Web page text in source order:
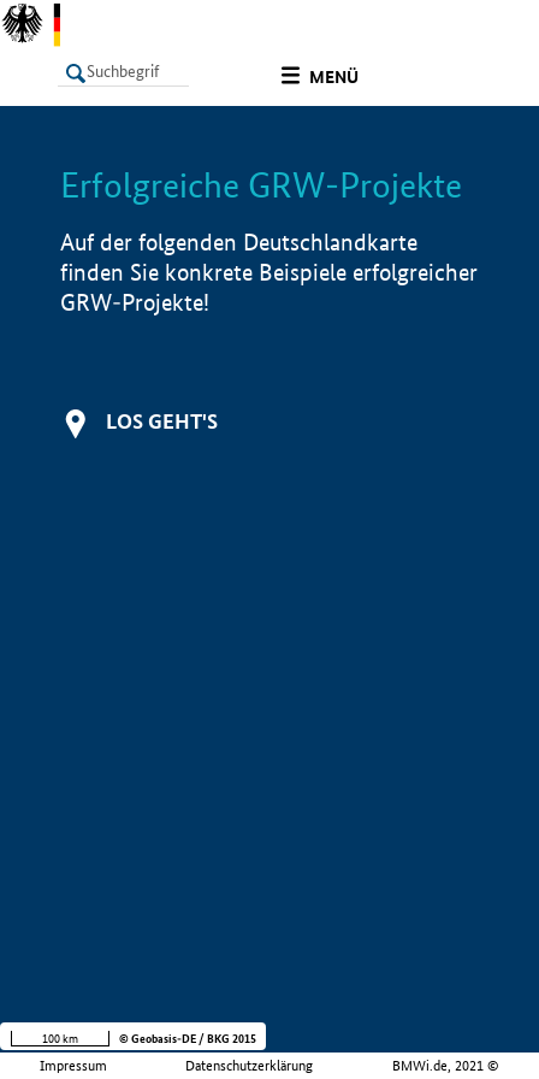
MENÜ
LISTE Info
Erfolgreiche GRW-Projekte
Auf der folgenden Deutschlandkarte
finden Sie konkrete Beispiele erfolgreicher
GRW-Projekte!
LOS GEHT'S
Impressum Datenschutzerklärung BMWi.de, 2021 ©
100 km © Geobasis-DE / BKG 2015